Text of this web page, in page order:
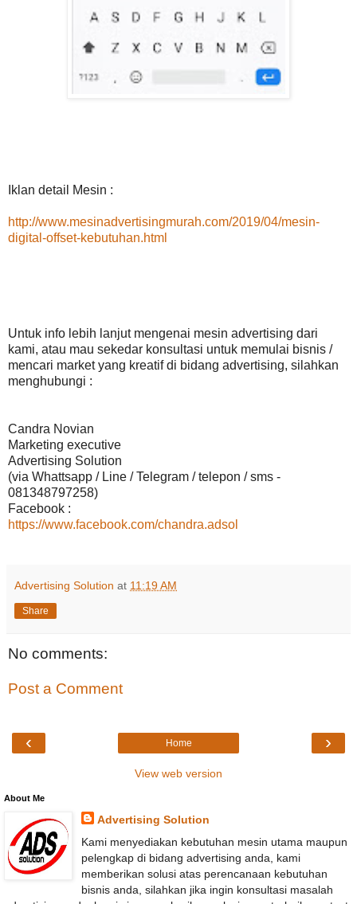
Iklan detail Mesin :
http://www.mesinadvertisingmurah.com/2019/04/mesin-
digital-offset-kebutuhan.html
Untuk info lebih lanjut mengenai mesin advertising dari
kami, atau mau sekedar konsultasi untuk memulai bisnis /
mencari market yang kreatif di bidang advertising, silahkan
menghubungi :
Candra Novian
Marketing executive
Advertising Solution
(via Whattsapp / Line / Telegram / telepon / sms -
081348797258)
Facebook :
https://www.facebook.com/chandra.adsol
Advertising Solution at 11:19 AM
Share
No comments:
Post a Comment
‹ ›
Home
View web version
About Me
Advertising Solution
Kami menyediakan kebutuhan mesin utama maupun
pelengkap di bidang advertising anda, kami
memberikan solusi atas perencanaan kebutuhan
bisnis anda, silahkan jika ingin konsultasi masalah